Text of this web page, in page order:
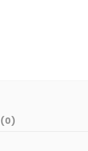
(0)